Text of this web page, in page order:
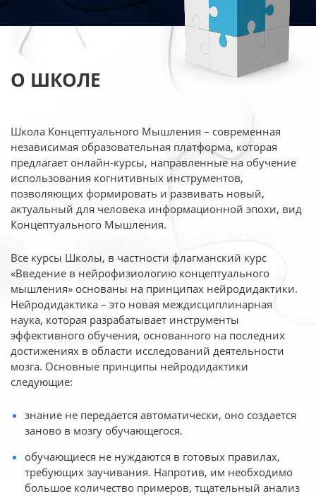
О ШКОЛЕ
Школа Концептуального Мышления – современная
независимая образовательная платформа, которая
предлагает онлайн-курсы, направленные на обучение
использования когнитивных инструментов,
позволяющих формировать и развивать новый,
актуальный для человека информационной эпохи, вид
Концептуального Мышления.
Все курсы Школы, в частности флагманский курс
«Введение в нейрофизиологию концептуального
мышления» основаны на принципах нейродидактики.
Нейродидактика – это новая междисциплинарная
наука, которая разрабатывает инструменты
эффективного обучения, основанного на последних
достижениях в области исследований деятельности
мозга. Основные принципы нейродидактики
следующие:
знание не передается автоматически, оно создается
заново в мозгу обучающегося.
обучающиеся не нуждаются в готовых правилах,
требующих заучивания. Напротив, им необходимо
большое количество примеров, тщательный анализ